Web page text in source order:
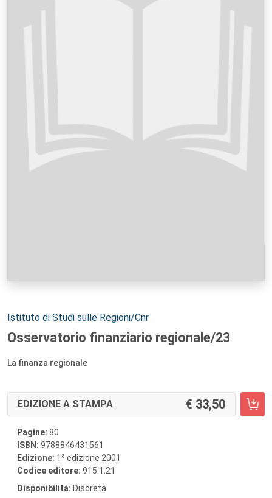
Autori:
Istituto di Studi sulle Regioni/Cnr
Osservatorio finanziario regionale/23
La finanza regionale
EDIZIONE A STAMPA 33,50
Pagine: 80
ISBN: 9788846431561
Edizione: 1 a edizione 2001
Codice editore: 915.1.21
Disponibilità: Discreta